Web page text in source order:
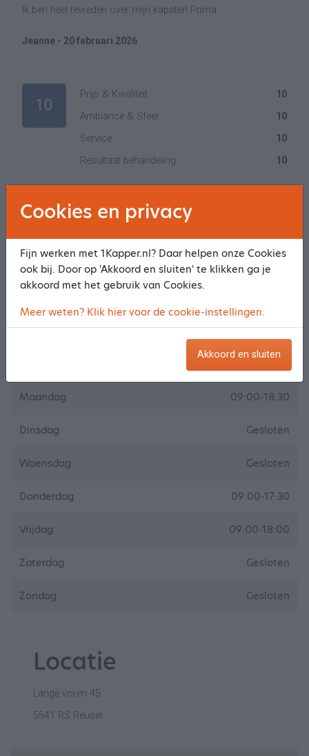
Ik ben heel tevreden over mijn kapster! Prima
Jeanne - 20 februari 2026
10
Prijs & Kwaliteit
10
Ambiance & Sfeer
10
Service
10
Resultaat behandeling
10
Marianne - 20 januari 2026
Meer reviews
Openingstijden
Maandag 09:00-18:30
Dinsdag Gesloten
Woensdag Gesloten
Donderdag 09:00-17:30
Vrijdag 09:00-18:00
Zaterdag Gesloten
Zondag Gesloten
Locatie
Lange voren 45
5541 RS Reusel
Cookies en privacy
Fijn werken met 1Kapper.nl? Daar helpen onze Cookies
ook bij. Door op 'Akkoord en sluiten' te klikken ga je
akkoord met het gebruik van Cookies.
Meer weten? Klik hier voor de cookie-instellingen.
Akkoord en sluiten